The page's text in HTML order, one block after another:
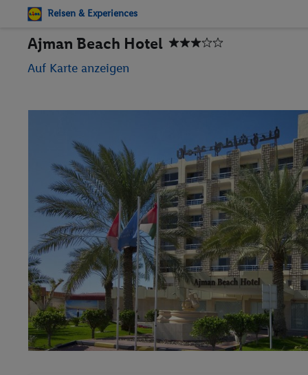
Reisen & Experiences
Ajman Beach Hotel
Auf Karte anzeigen